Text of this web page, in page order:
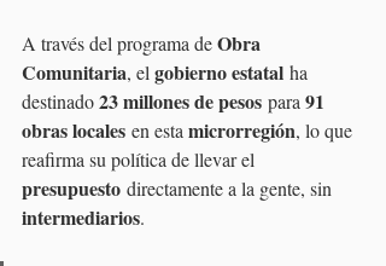
A través del programa de Obra
Comunitaria, el gobierno estatal ha
destinado 23 millones de pesos para 91
obras locales en esta microrregión, lo que
reafirma su política de llevar el
presupuesto directamente a la gente, sin
intermediarios.